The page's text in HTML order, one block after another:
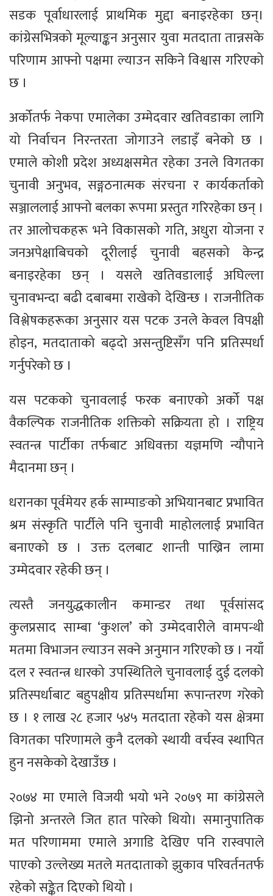
सडक पूर्वाधारलाई प्राथमिक मुद्दा बनाइरहेका छन्।
कांग्रेसभित्रको मूल्याङ्कन अनुसार युवा मतदाता तान्नसके
परिणाम आफ्नो पक्षमा ल्याउन सकिने विश्वास गरिएको
छ ।
अर्कोतर्फ नेकपा एमालेका उम्मेदवार खतिवडाका लागि
यो निर्वाचन निरन्तरता जोगाउने लडाइँ बनेको छ ।
एमाले कोशी प्रदेश अध्यक्षसमेत रहेका उनले विगतका
चुनावी अनुभव, सङ्गठनात्मक संरचना र कार्यकर्ताको
सञ्जाललाई आफ्नो बलका रूपमा प्रस्तुत गरिरहेका छन् ।
तर आलोचकहरू भने विकासको गति, अधुरा योजना र
जनअपेक्षाबिचको दूरीलाई चुनावी बहसको केन्द्र
बनाइरहेका छन् । यसले खतिवडालाई अघिल्ला
चुनावभन्दा बढी दबाबमा राखेको देखिन्छ । राजनीतिक
विश्लेषकहरूका अनुसार यस पटक उनले केवल विपक्षी
होइन, मतदाताको बढ्दो असन्तुष्टिसँग पनि प्रतिस्पर्धा
गर्नुपरेको छ ।
यस पटकको चुनावलाई फरक बनाएको अर्को पक्ष
वैकल्पिक राजनीतिक शक्तिको सक्रियता हो । राष्ट्रिय
स्वतन्त्र पार्टीका तर्फबाट अधिवक्ता यज्ञमणि न्यौपाने
मैदानमा छन् ।
धरानका पूर्वमेयर हर्क साम्पाङको अभियानबाट प्रभावित
श्रम संस्कृति पार्टीले पनि चुनावी माहोललाई प्रभावित
बनाएको छ । उक्त दलबाट शान्ती पाख्रिन लामा
उम्मेदवार रहेकी छन् ।
त्यस्तै जनयुद्धकालीन कमान्डर तथा पूर्वसांसद
कुलप्रसाद साम्बा ‘कुशल’ को उम्मेदवारीले वामपन्थी
मतमा विभाजन ल्याउन सक्ने अनुमान गरिएको छ । नयाँ
दल र स्वतन्त्र धारको उपस्थितिले चुनावलाई दुई दलको
प्रतिस्पर्धाबाट बहुपक्षीय प्रतिस्पर्धामा रूपान्तरण गरेको
छ । १ लाख २८ हजार ५४५ मतदाता रहेको यस क्षेत्रमा
विगतका परिणामले कुनै दलको स्थायी वर्चस्व स्थापित
हुन नसकेको देखाउँछ ।
२०७४ मा एमाले विजयी भयो भने २०७९ मा कांग्रेसले
झिनो अन्तरले जित हात पारेको थियो। समानुपातिक
मत परिणाममा एमाले अगाडि देखिए पनि रास्वपाले
पाएको उल्लेख्य मतले मतदाताको झुकाव परिवर्तनतर्फ
रहेको सङ्केत दिएको थियो ।